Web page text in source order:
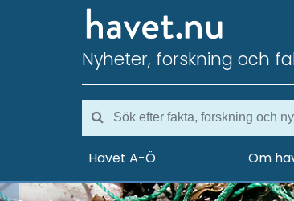
Nyheter, forskning och
Havet A-Ö Om